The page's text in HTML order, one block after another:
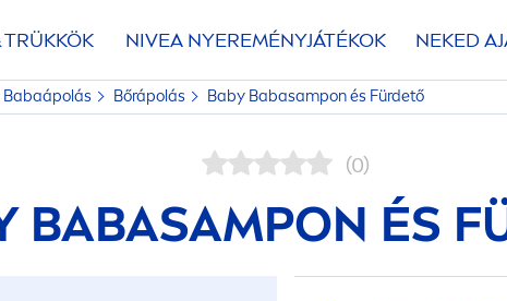
TRÜKKÖK NIVEA NYEREMÉNYJÁTÉKOK NEKED
Babaápolás Bőrápolás Baby Babasampon és Fürdető
(0)
BABASAMPON ÉS